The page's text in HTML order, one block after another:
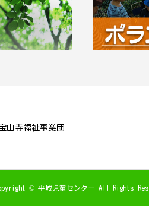
山寺福祉事業団
© 平城児童センター All Rights